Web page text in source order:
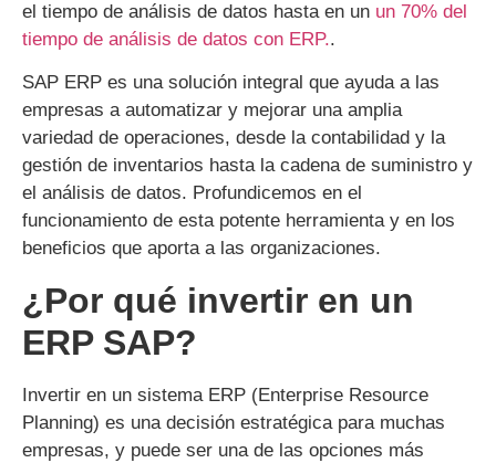
el tiempo de análisis de datos hasta en un un 70% del
tiempo de análisis de datos con ERP..
SAP ERP es una solución integral que ayuda a las
empresas a automatizar y mejorar una amplia
variedad de operaciones, desde la contabilidad y la
gestión de inventarios hasta la cadena de suministro y
el análisis de datos. Profundicemos en el
funcionamiento de esta potente herramienta y en los
beneficios que aporta a las organizaciones.
¿Por qué invertir en un
ERP SAP?
Invertir en un sistema ERP (Enterprise Resource
Planning) es una decisión estratégica para muchas
empresas, y puede ser una de las opciones más